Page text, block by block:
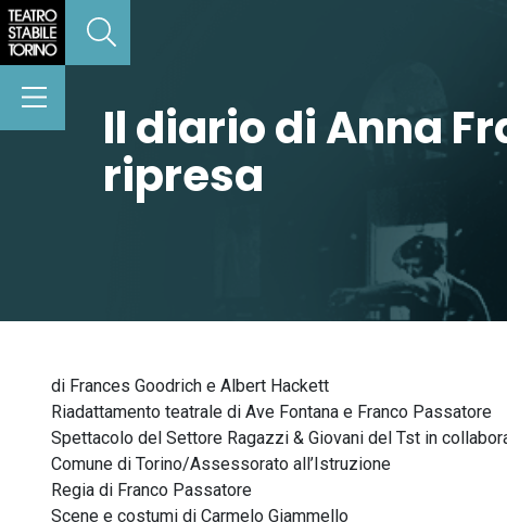
Il diario di Anna
ripresa
di Frances Goodrich e Albert Hackett
Riadattamento teatrale di Ave Fontana e Franco Passatore
Spettacolo del Settore Ragazzi & Giovani del Tst in
Comune di Torino/Assessorato all’Istruzione
Regia di Franco Passatore
Scene e costumi di Carmelo Giammello